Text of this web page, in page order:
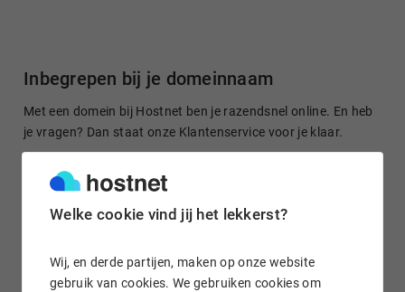
Welke cookie vind jij het lekkerst?
Wij, en derde partijen, maken op onze website
gebruik van cookies. We gebruiken cookies om
Inbegrepen bij je domeinnaam
Met een domein bij Hostnet ben je razendsnel online. En heb
je vragen? Dan staat onze Klantenservice voor je klaar.
Gratis domein doorsturen
Stuur je domeinnaam kosteloos door naar een site of je
socialmedia-profiel. Het is in enkele klikken geregeld.